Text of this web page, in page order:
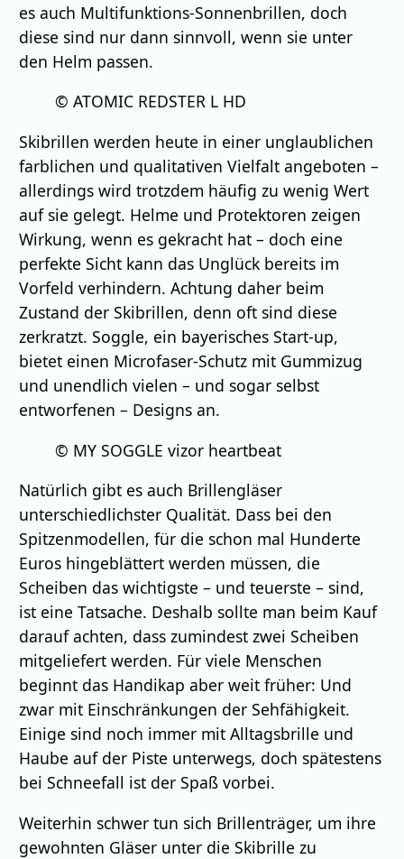
es auch Multifunktions-Sonnenbrillen, doch
diese sind nur dann sinnvoll, wenn sie unter
den Helm passen.
© ATOMIC REDSTER L HD
Skibrillen werden heute in einer unglaublichen
farblichen und qualitativen Vielfalt angeboten –
allerdings wird trotzdem häufig zu wenig Wert
auf sie gelegt. Helme und Protektoren zeigen
Wirkung, wenn es gekracht hat – doch eine
perfekte Sicht kann das Unglück bereits im
Vorfeld verhindern. Achtung daher beim
Zustand der Skibrillen, denn oft sind diese
zerkratzt. Soggle, ein bayerisches Start-up,
bietet einen Microfaser-Schutz mit Gummizug
und unendlich vielen – und sogar selbst
entworfenen – Designs an.
© MY SOGGLE vizor heartbeat
Natürlich gibt es auch Brillengläser
unterschiedlichster Qualität. Dass bei den
Spitzenmodellen, für die schon mal Hunderte
Euros hingeblättert werden müssen, die
Scheiben das wichtigste – und teuerste – sind,
ist eine Tatsache. Deshalb sollte man beim Kauf
darauf achten, dass zumindest zwei Scheiben
mitgeliefert werden. Für viele Menschen
beginnt das Handikap aber weit früher: Und
zwar mit Einschränkungen der Sehfähigkeit.
Einige sind noch immer mit Alltagsbrille und
Haube auf der Piste unterwegs, doch spätestens
bei Schneefall ist der Spaß vorbei.
Weiterhin schwer tun sich Brillenträger, um ihre
gewohnten Gläser unter die Skibrille zu